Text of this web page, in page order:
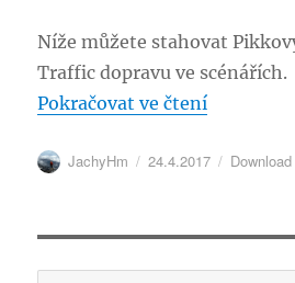
Níže můžete stahovat
Traffic dopravu ve scénářích.
Pokračovat ve čtení„ČD 242
Autor:
JachyHm Publikováno:
24.4.2017 Rubriky:
Download